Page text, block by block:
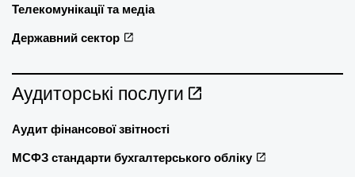
Телекомунікації та медіа
Державний сектор
Аудиторські послуги
Аудит фінансової звітності
МСФЗ стандарти бухгалтерського обліку